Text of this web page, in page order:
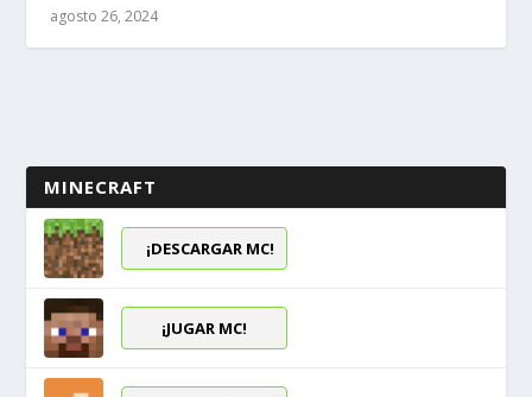
agosto 26, 2024
MINECRAFT
¡DESCARGAR MC!
¡JUGAR MC!